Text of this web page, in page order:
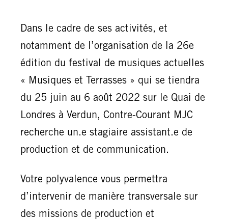
Dans le cadre de ses activités, et
notamment de l’organisation de la 26e
édition du festival de musiques actuelles
« Musiques et Terrasses » qui se tiendra
du 25 juin au 6 août 2022 sur le Quai de
Londres à Verdun, Contre-Courant MJC
recherche un.e stagiaire assistant.e de
production et de communication.
Votre polyvalence vous permettra
d’intervenir de manière transversale sur
des missions de production et